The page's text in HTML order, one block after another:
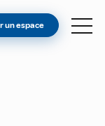
un espace